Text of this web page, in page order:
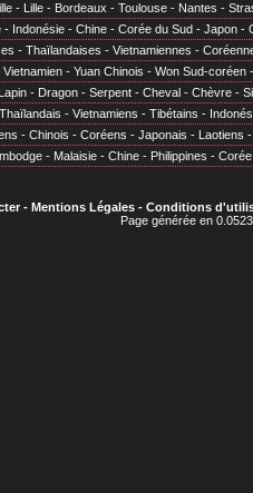
- Lille - Bordeaux - Toulouse - Nantes -
- Indonésie - Chine - Corée du Sud - Japon -
- Thaïlandaises - Vietnamiennes -
Vietnamien - Yuan Chinois - Won Sud-coréen
Lapin - Dragon - Serpent - Cheval - Chèvre -
Thaïlandais - Vietnamiens - Tibétains -
- Chinois - Coréens - Japonais - Laotiens
- Malaisie - Chine - Philippines - Corée
- Mentions Légales- Conditions
Page générée en